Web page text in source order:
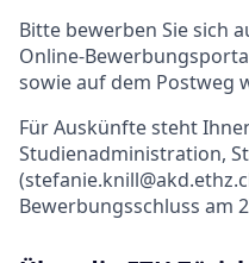
Bitte bewerben Sie sich
Online-
sowie auf dem Postweg
Für Auskünfte steht
Studienadministration,
Bewerbungsschluss am